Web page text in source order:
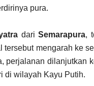
pura. ㅤ
dariSemarapura,
tersebut mengarah ke
perjalanan dilanjutkan
di wilayah Kayu Putih.